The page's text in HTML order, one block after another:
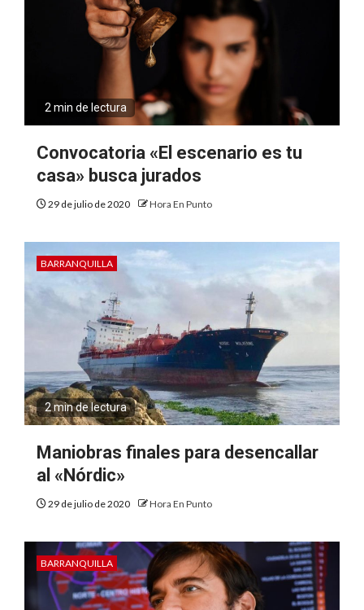
2 min de lectura
Convocatoria «El escenario es tu
casa» busca jurados
29 de julio de 2020 Hora En Punto
BARRANQUILLA
2 min de lectura
Maniobras finales para desencallar
al «Nórdic»
29 de julio de 2020 Hora En Punto
BARRANQUILLA